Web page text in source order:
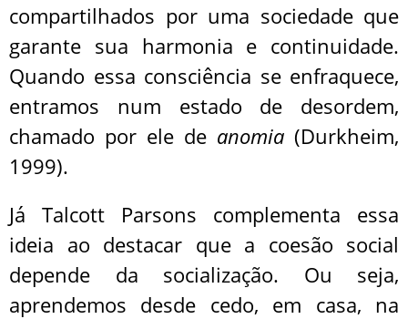
compartilhados por uma sociedade que
garante sua harmonia e continuidade.
Quando essa consciência se enfraquece,
entramos num estado de desordem,
chamado por ele de anomia (Durkheim,
1999).
Já Talcott Parsons complementa essa
ideia ao destacar que a coesão social
depende da socialização. Ou seja,
aprendemos desde cedo, em casa, na